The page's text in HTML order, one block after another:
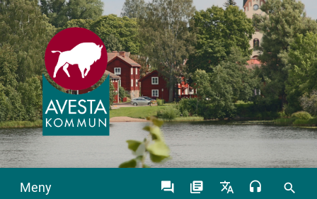
Meny search